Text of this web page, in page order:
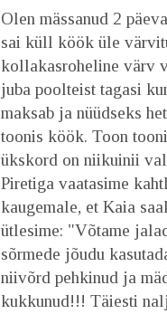
Olen mässanud 2
sai küll köök üle
kollakasroheline värv
juba poolteist tagasi
maksab ja nüüdseks
toonis köök. Toon
ükskord on niikuinii
Piretiga vaatasime
kaugemale, et Kaia
ütlesime: "Võtame
sõrmede jõudu
niivõrd pehkinud ja
kukkunud!!! Täiesti